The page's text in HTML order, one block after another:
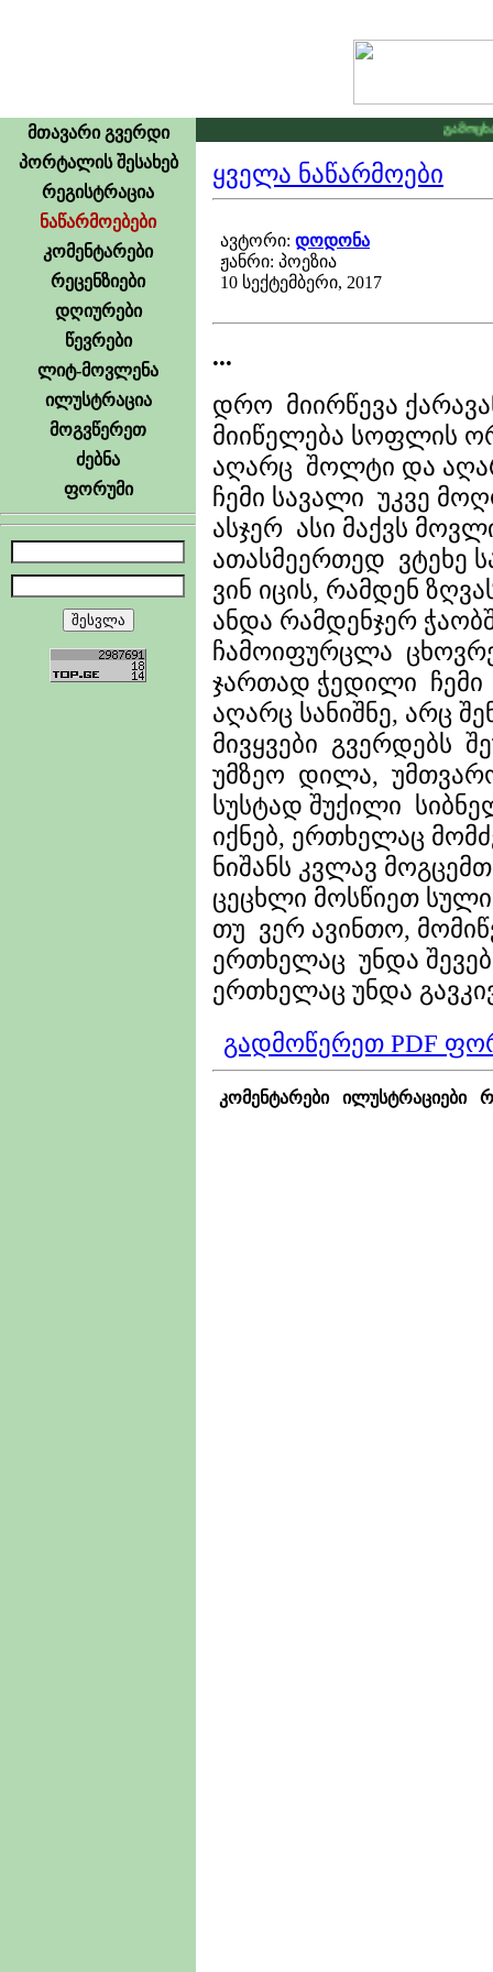
მთავარი გვერდი
პორტალის შესახებ
რეგისტრაცია
ნაწარმოებები
კომენტარები
რეცენზიები
დღიურები
წევრები
ლიტ-მოვლენა
ილუსტრაცია
მოგვწერეთ
ძებნა
ფორუმი
ყველა ნაწარმოები
ავტორი: დოდონა
ჟანრი: პოეზია
10 სექტემბერი, 2017
...
დრო მიირწევა
მიიწელება სოფლის
აღარც შოლტი და
ჩემი სავალი უკვე
ასჯერ ასი მაქვს
ათასმეერთედ ვტეხე
ვინ იცის, რამდენ
ანდა რამდენჯერ
ჩამოიფურცლა
ჯართად ჭედილი
აღარც სანიშნე, არც
მივყვები გვერდებს
უმზეო დილა,
სუსტად შუქილი
იქნებ, ერთხელაც
ნიშანს კვლავ
ცეცხლი მოსწიეთ
თუ ვერ ავინთო,
ერთხელაც უნდა
ერთხელაც უნდა
გადმოწერეთ PDF
კომენტარები ილუსტრაციები